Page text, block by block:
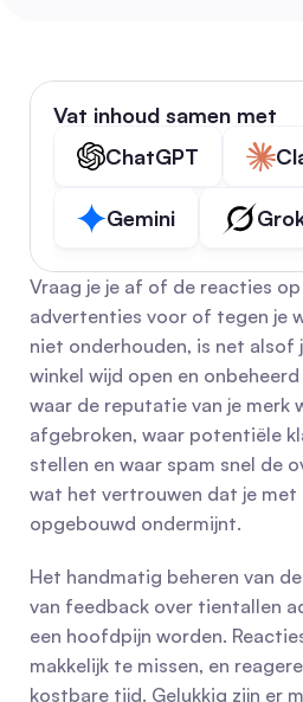
Vat inhoud samen met
ChatGPT
Gemini
Vraag je je af of de reacties op
advertenties voor of tegen je
niet onderhouden, is net alsof
winkel wijd open en
waar de reputatie van je
afgebroken, waar potentiële
stellen en waar spam snel de
wat het vertrouwen dat je
opgebouwd ondermijnt.
Het handmatig beheren van
van feedback over tientallen
een hoofdpijn worden.
makkelijk te missen, en
kostbare tijd. Gelukkig zijn er